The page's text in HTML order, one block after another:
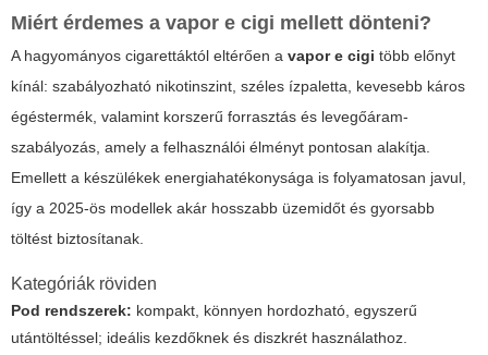
Miért érdemes a vapor e cigi mellett dönteni?
A hagyományos cigarettáktól eltérően a vapor e cigi több előnyt
kínál: szabályozható nikotinszint, széles ízpaletta, kevesebb káros
égéstermék, valamint korszerű forrasztás és levegőáram-
szabályozás, amely a felhasználói élményt pontosan alakítja.
Emellett a készülékek energiahatékonysága is folyamatosan javul,
így a 2025-ös modellek akár hosszabb üzemidőt és gyorsabb
töltést biztosítanak.
Kategóriák röviden
Pod rendszerek: kompakt, könnyen hordozható, egyszerű
utántöltéssel; ideális kezdőknek és diszkrét használathoz.